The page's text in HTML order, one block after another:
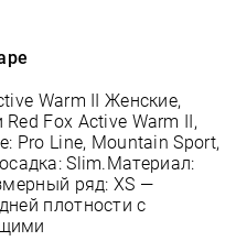
Warm II Женские,
Fox Active Warm II,
Pro Line, Mountain Sport,
Slim.Материал:
ряд: XS —
плотности с